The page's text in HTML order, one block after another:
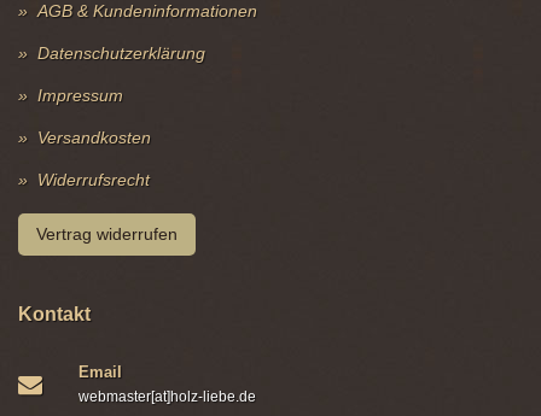
AGB & Kundeninformationen
Datenschutzerklärung
Impressum
Versandkosten
Widerrufsrecht
Vertrag widerrufen
Kontakt
Email
webmaster[at]holz-liebe.de